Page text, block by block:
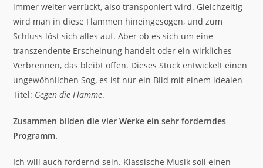
immer weiter verrückt, also transponiert wird. Gleichzeitig
wird man in diese Flammen hineingesogen, und zum
Schluss löst sich alles auf. Aber ob es sich um eine
transzendente Erscheinung handelt oder ein wirkliches
Verbrennen, das bleibt offen. Dieses Stück entwickelt einen
ungewöhnlichen Sog, es ist nur ein Bild mit einem idealen
Titel: Gegen die Flamme.
Zusammen bilden die vier Werke ein sehr forderndes
Programm.
Ich will auch fordernd sein. Klassische Musik soll einen